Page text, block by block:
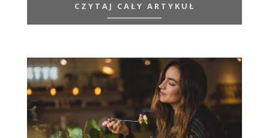
CZYTAJ CAŁY ARTYKUŁ